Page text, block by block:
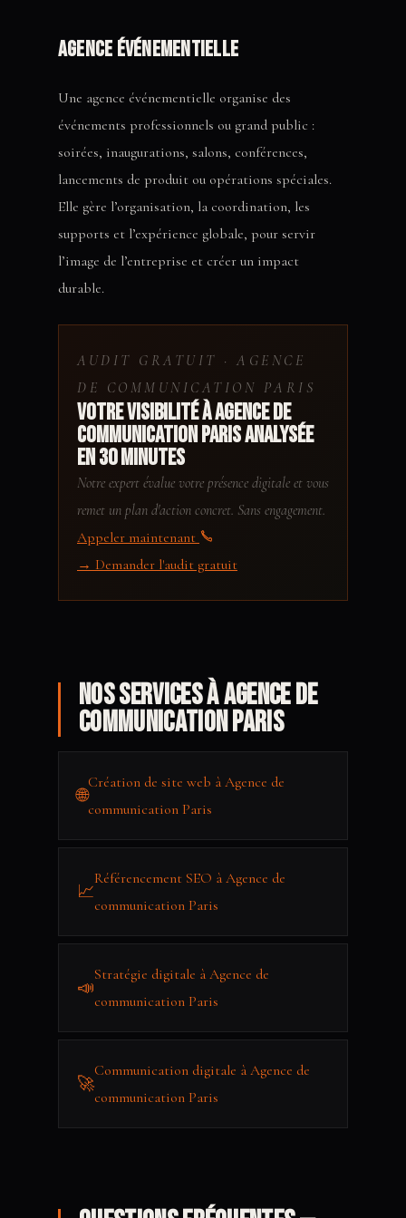
Agence événementielle
Une agence événementielle organise des
événements professionnels ou grand public :
soirées, inaugurations, salons, conférences,
lancements de produit ou opérations spéciales.
Elle gère l’organisation, la coordination, les
supports et l’expérience globale, pour servir
l’image de l’entreprise et créer un impact
durable.
AUDIT GRATUIT · AGENCE
DE COMMUNICATION PARIS
Votre visibilité à Agence de
communication Paris analysée
en 30 minutes
Notre expert évalue votre présence digitale et vous
remet un plan d'action concret. Sans engagement.
Appeler maintenant
→ Demander l'audit gratuit
Nos services à Agence de
communication Paris
🌐
Création de site web à Agence de
communication Paris
📈
Référencement SEO à Agence de
communication Paris
📣
Stratégie digitale à Agence de
communication Paris
🚀
Communication digitale à Agence de
communication Paris